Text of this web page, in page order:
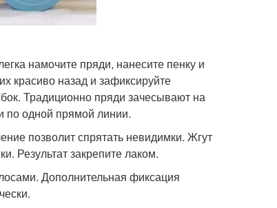
намочите пряди, нанесите пенку и
красиво назад и зафиксируйте
Традиционно пряди зачесывают на
по одной прямой линии.
позволит спрятать невидимки. Жгут
Результат закрепите лаком.
Дополнительная фиксация